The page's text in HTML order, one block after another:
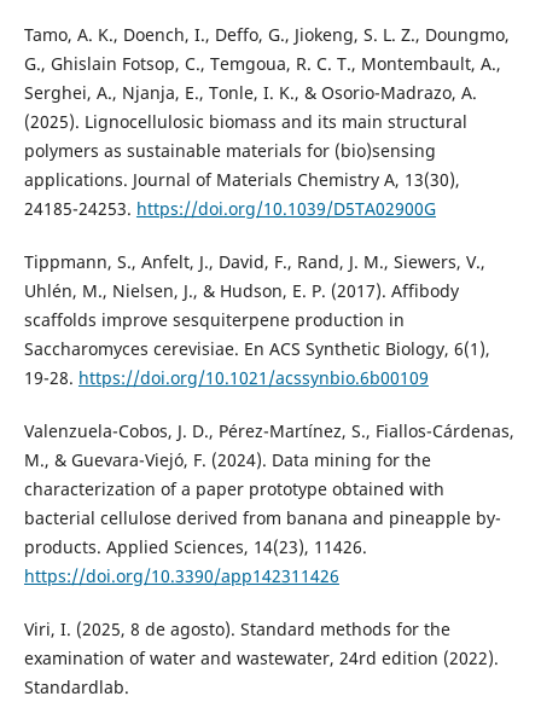
Tamo, A. K., Doench, I., Deffo, G., Jiokeng, S. L. Z., Doungmo,
G., Ghislain Fotsop, C., Temgoua, R. C. T., Montembault, A.,
Serghei, A., Njanja, E., Tonle, I. K., & Osorio-Madrazo, A.
(2025). Lignocellulosic biomass and its main structural
polymers as sustainable materials for (bio)sensing
applications. Journal of Materials Chemistry A, 13(30),
24185-24253. https://doi.org/10.1039/D5TA02900G
Tippmann, S., Anfelt, J., David, F., Rand, J. M., Siewers, V.,
Uhlén, M., Nielsen, J., & Hudson, E. P. (2017). Affibody
scaffolds improve sesquiterpene production in
Saccharomyces cerevisiae. En ACS Synthetic Biology, 6(1),
19-28. https://doi.org/10.1021/acssynbio.6b00109
Valenzuela-Cobos, J. D., Pérez-Martínez, S., Fiallos-Cárdenas,
M., & Guevara-Viejó, F. (2024). Data mining for the
characterization of a paper prototype obtained with
bacterial cellulose derived from banana and pineapple by-
products. Applied Sciences, 14(23), 11426.
https://doi.org/10.3390/app142311426
Viri, I. (2025, 8 de agosto). Standard methods for the
examination of water and wastewater, 24rd edition (2022).
Standardlab.